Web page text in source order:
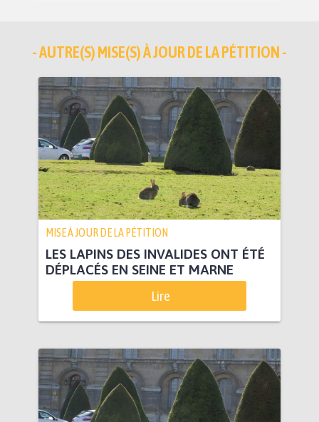
- AUTRE(S) MISE(S) À JOUR DE LA PÉTITION -
MISE À JOUR DE LA PÉTITION
LES LAPINS DES INVALIDES ONT ÉTÉ
DÉPLACÉS EN SEINE ET MARNE
Lire